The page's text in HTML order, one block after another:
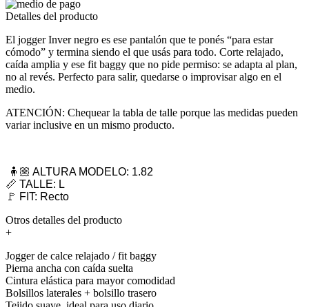
Detalles del producto
El jogger Inver negro es ese pantalón que te ponés “para estar
cómodo” y termina siendo el que usás para todo. Corte relajado,
caída amplia y ese fit baggy que no pide permiso: se adapta al plan,
no al revés. Perfecto para salir, quedarse o improvisar algo en el
medio.
ATENCIÓN: Chequear la tabla de talle porque las medidas pueden
variar inclusive en un mismo producto.
🧍🏼 ALTURA MODELO: 1.82
📏 TALLE: L
🚩 FIT: Recto
Otros detalles del producto
+
Jogger de calce relajado / fit baggy
Pierna ancha con caída suelta
Cintura elástica para mayor comodidad
Bolsillos laterales + bolsillo trasero